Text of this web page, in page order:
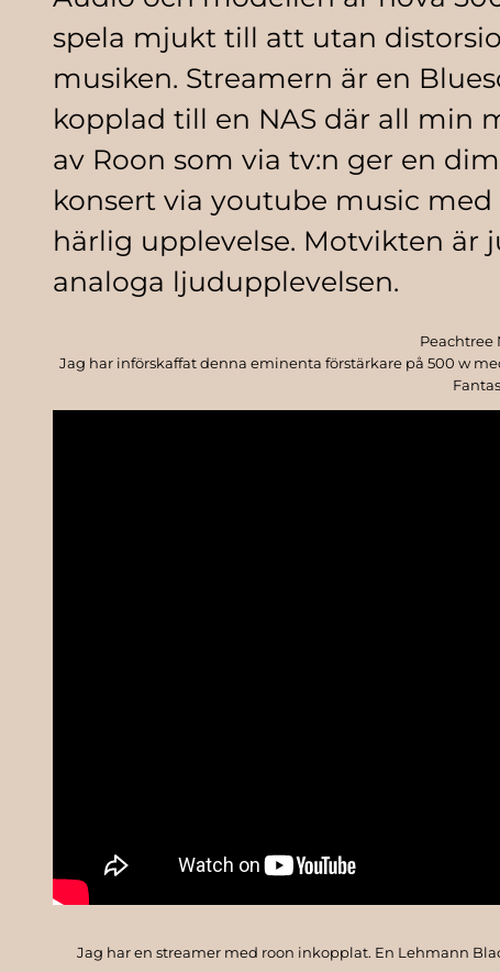
spela mjukt till att utan
musiken. Streamern är en
kopplad till en NAS där all min
av Roon som via tv:n ger en
konsert via youtube music
härlig upplevelse. Motvikten är
analoga ljudupplevelsen.
Peachtree
Jag har införskaffat denna eminenta förstärkare på 500 w
Jag har en streamer med roon inkopplat. En Lehmann